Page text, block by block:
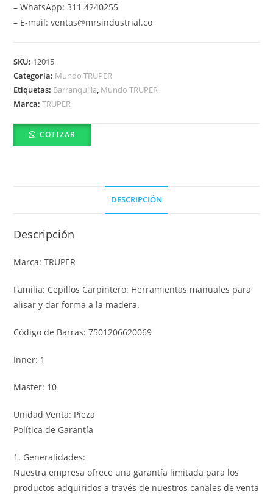
– WhatsApp: 311 4240255
– E-mail: ventas@mrsindustrial.co
SKU: 12015
Categoría: Mundo TRUPER
Etiquetas: Barranquilla, Mundo TRUPER
Marca:TRUPER
COTIZAR
DESCRIPCIÓN
Descripción
Marca: TRUPER
Familia: Cepillos Carpintero: Herramientas manuales para
alisar y dar forma a la madera.
Código de Barras: 7501206620069
Inner: 1
Master: 10
Unidad Venta: Pieza
Política de Garantía
1. Generalidades:
Nuestra empresa ofrece una garantía limitada para los
productos adquiridos a través de nuestros canales de venta